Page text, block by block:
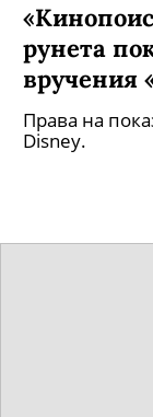
рунета
вручения
Права на
Disney.